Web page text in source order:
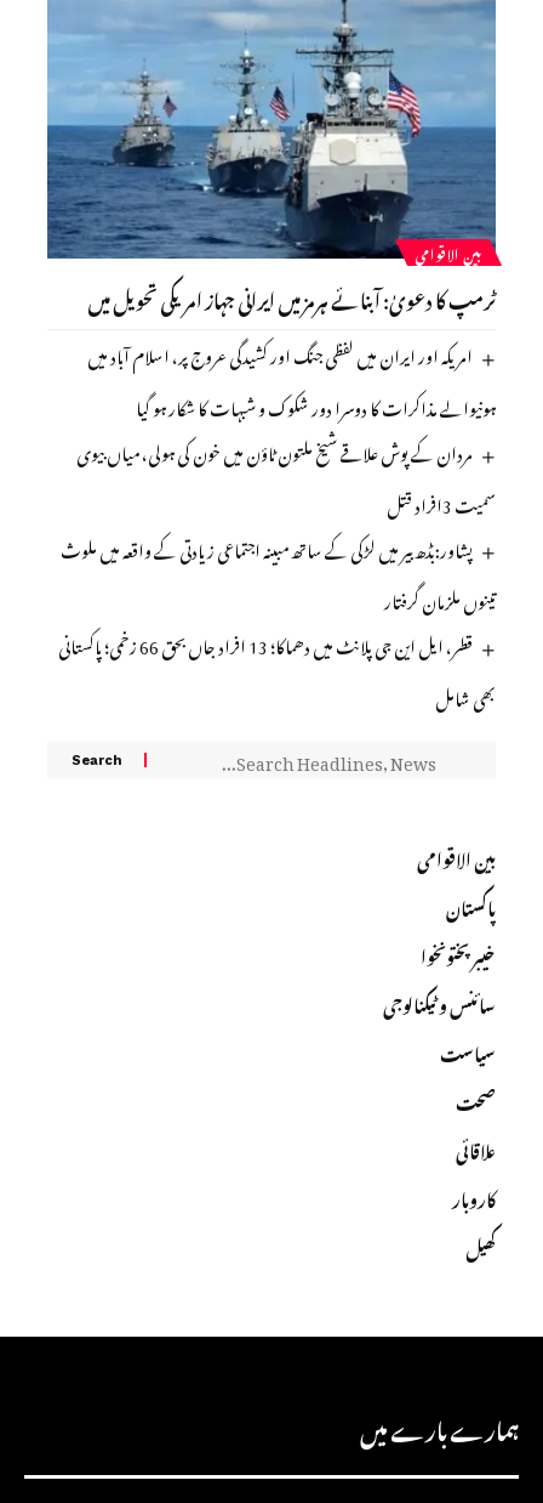
بین الاقوامی
ٹرمپ کا دعویٰ: آبنائے ہرمز میں ایرانی جہاز امریکی تحویل میں
امریکہ اور ایران میں لفظی جنگ اور کشیدگی عروج پر، اسلام آباد میں
ہونیوالے مذاکرات کا دوسرا دور شکوک و شبہات کا شکار ہو گیا
مردان کے پوش علاقے شیخ ملتون ٹاؤن میں خون کی ہولی، میاں بیوی
سمیت 3افراد قتل
پشاور:بڈھ بیر میں لڑکی کے ساتھ مبینہ اجتماعی زیادتی کے واقعہ میں ملوث
تینوں ملزمان گرفتار
قطر، ایل این جی پلانٹ میں دھماکا؛ 13 افراد جاں بحق 66 زخمی؛ پاکستانی
بھی شامل
بین الاقوامی
پاکستان
خیبرپختونخوا
سائنس و ٹیکنالوجی
سیاست
صحت
علاقائی
کاروبار
کھیل
ہمارے بارے میں